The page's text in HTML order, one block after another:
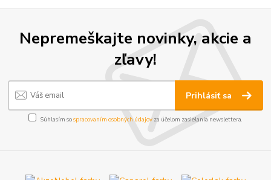
Nepremeškajte novinky, akcie a
zľavy!
Prihlásiť sa
Súhlasím sospracovaním osobných údajov za účelom zasielania newslettera.